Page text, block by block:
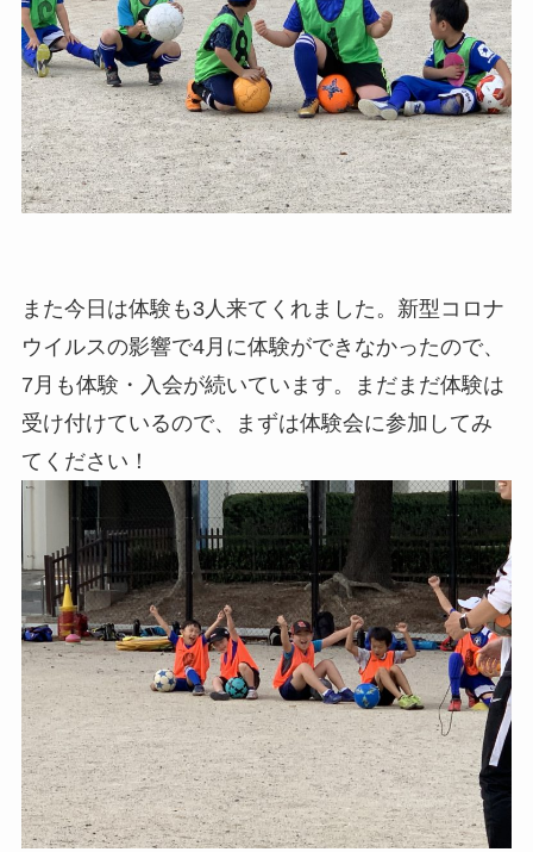
また今日は体験も3人来てくれました。新型コロナ
ウイルスの影響で4月に体験ができなかったので、
7月も体験・入会が続いています。まだまだ体験は
受け付けているので、まずは体験会に参加してみ
てください！